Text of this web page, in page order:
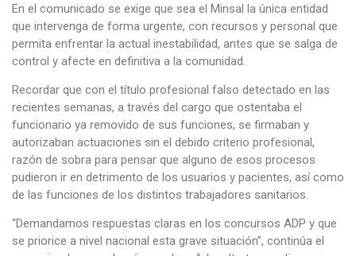
En el comunicado se exige que sea el Minsal la única entidad
que intervenga de forma urgente, con recursos y personal que
permita enfrentar la actual inestabilidad, antes que se salga de
control y afecte en definitiva a la comunidad.
Recordar que con el título profesional falso detectado en las
recientes semanas, a través del cargo que ostentaba el
funcionario ya removido de sus funciones, se firmaban y
autorizaban actuaciones sin el debido criterio profesional,
razón de sobra para pensar que alguno de esos procesos
pudieron ir en detrimento de los usuarios y pacientes, así como
de las funciones de los distintos trabajadores sanitarios.
“Demandamos respuestas claras en los concursos ADP y que
se priorice a nivel nacional esta grave situación”, continúa el